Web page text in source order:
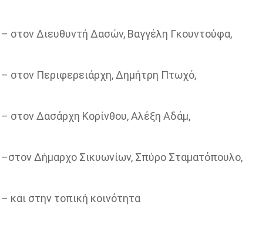
– στον Διευθυντή Δασών, Βαγγέλη Γκουντούφα,
– στον Περιφερειάρχη, Δημήτρη Πτωχό,
– στον Δασάρχη Κορίνθου, Αλέξη Αδάμ,
–στον Δήμαρχο Σικυωνίων, Σπύρο Σταματόπουλο,
– και στην τοπική κοινότητα